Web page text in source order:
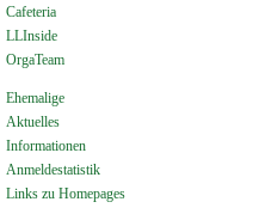
Cafeteria
LLInside
OrgaTeam
Ehemalige
Aktuelles
Informationen
Anmeldestatistik
Links zu Homepages